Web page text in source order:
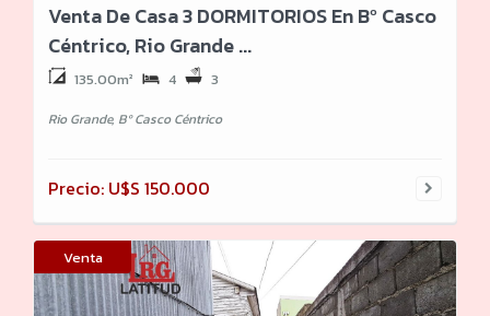
Venta De Casa 3 DORMITORIOS En Bº Casco
Céntrico, Rio Grande ...
135.00m² 4 3
Rio Grande, Bº Casco Céntrico
Precio: U$S 150.000
Venta